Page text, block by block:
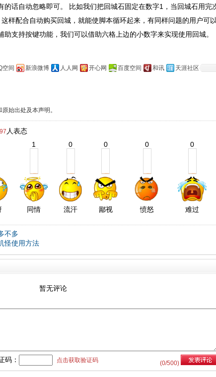
的话自动忽略即可。 比如我们把回城石固定在数字1，当回城石用完
样配合自动购买回城，就能使脚本循环起来，有同样问题的用户可以
支持按键功能，我们可以借助六格上边的小数字来实现使用回城。
空间 新浪微博 人人网 开心网 百度空间 和讯 天涯社区
始出处及本声明。
人表态
1
同情
0
流汗
0
鄙视
0
愤怒
0
难过
不多
怪使用方法
暂无评论
(0/500)
： 点击获取验证码